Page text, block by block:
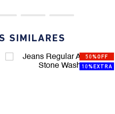
SIMILARES
50%OFF
10%EXTRA